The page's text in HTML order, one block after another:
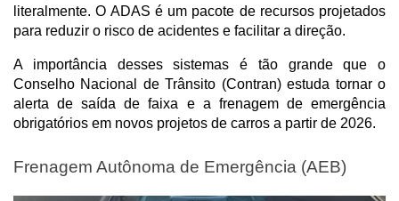
literalmente. O ADAS é um pacote de recursos projetados
para reduzir o risco de acidentes e facilitar a direção.
A importância desses sistemas é tão grande que o
Conselho Nacional de Trânsito (Contran) estuda tornar o
alerta de saída de faixa e a frenagem de emergência
obrigatórios em novos projetos de carros a partir de 2026.
Frenagem Autônoma de Emergência (AEB)